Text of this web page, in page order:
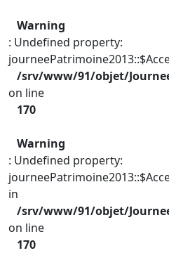
Warning
: Undefined property:
/srv/www/91/objet/
on line
170
Warning
: Undefined property:
in
/srv/www/91/objet/
on line
170